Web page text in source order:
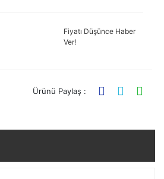
Fiyatı Düşünce Haber
Ver!
Ürünü Paylaş :